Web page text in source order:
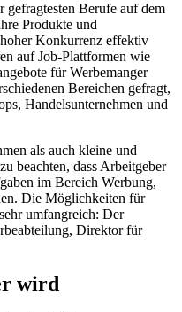
gefragtesten Berufe auf dem
Produkte und
Konkurrenz effektiv
auf Job-Plattformen wie
für Werbemanger
Bereichen gefragt,
Handelsunternehmen und
als auch kleine und
beachten, dass Arbeitgeber
im Bereich Werbung,
Die Möglichkeiten für
umfangreich: Der
Direktor für
wird